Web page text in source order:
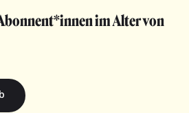
im Alter von